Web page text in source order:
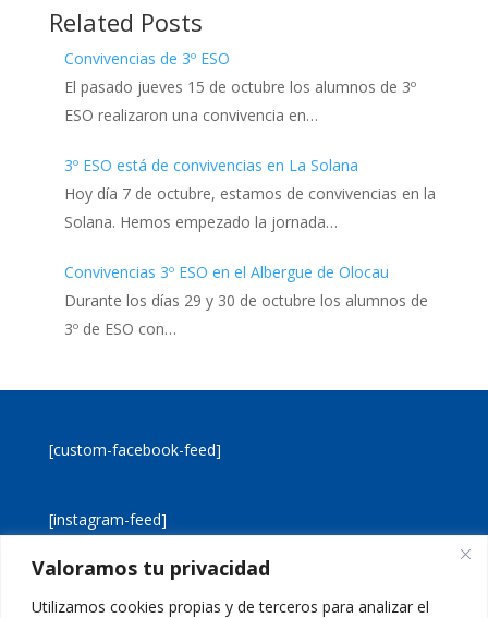
Valoramos tu privacidad
Utilizamos cookies propias y de terceros para analizar el
Related Posts
Convivencias de 3º ESO
El pasado jueves 15 de octubre los alumnos de 3º
ESO realizaron una convivencia en…
3º ESO está de convivencias en La Solana
Hoy día 7 de octubre, estamos de convivencias en la
Solana. Hemos empezado la jornada…
Convivencias 3º ESO en el Albergue de Olocau
Durante los días 29 y 30 de octubre los alumnos de
3º de ESO con…
[custom-facebook-feed]
[instagram-feed]